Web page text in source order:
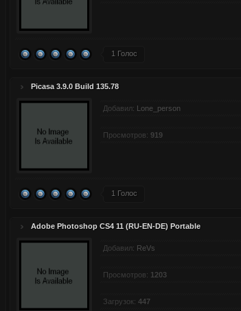
1 Голос
Picasa 3.9.0 Build 135.78
Добавил: Lone_person
Просмотров: 919
1 Голос
Adobe Photoshop CS4 11 (RU-EN-DE) Portable
Добавил: ReVs
Просмотров: 1203
Загрузок: 447